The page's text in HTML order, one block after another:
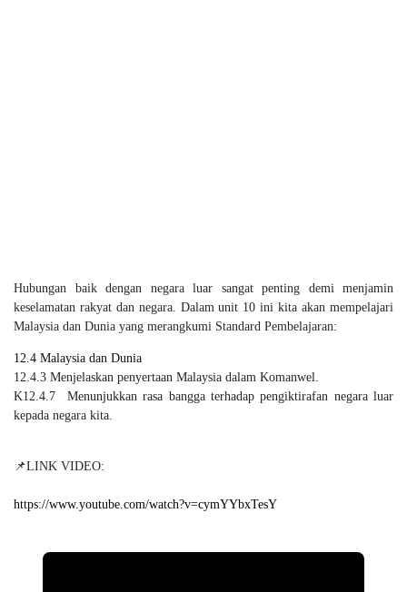
Hubungan baik dengan negara luar sangat penting demi menjamin
keselamatan rakyat dan negara. Dalam unit 10 ini kita akan mempelajari
Malaysia dan Dunia yang merangkumi Standard Pembelajaran:
12.4 Malaysia dan Dunia
12.4.3 Menjelaskan penyertaan Malaysia dalam Komanwel.
K12.4.7  Menunjukkan rasa bangga terhadap pengiktirafan negara luar
kepada negara kita.
📌LINK VIDEO:
https://www.youtube.com/watch?v=cymYYbxTesY